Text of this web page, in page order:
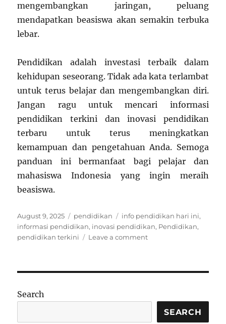
mengembangkan jaringan, peluang
mendapatkan beasiswa akan semakin terbuka
lebar.
Pendidikan adalah investasi terbaik dalam
kehidupan seseorang. Tidak ada kata terlambat
untuk terus belajar dan mengembangkan diri.
Jangan ragu untuk mencari informasi
pendidikan terkini dan inovasi pendidikan
terbaru untuk terus meningkatkan
kemampuan dan pengetahuan Anda. Semoga
panduan ini bermanfaat bagi pelajar dan
mahasiswa Indonesia yang ingin meraih
beasiswa.
Posted
on
August 9, 2025 Categories
pendidikan Tags
info pendidikan hari ini,
informasi pendidikan, inovasi pendidikan, Pendidikan,
pendidikan terkini
Leave a commenton
Sejak
Search
SEARCH